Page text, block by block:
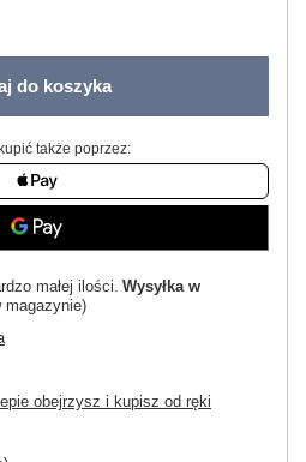
do koszyka
także poprzez:
małej ilości Wysyłka w
magazynie)
obejrzysz i kupisz od ręki